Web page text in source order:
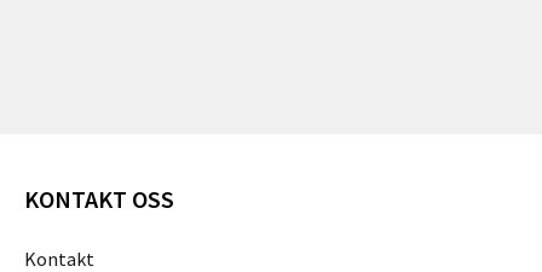
KONTAKT OSS
Kontakt